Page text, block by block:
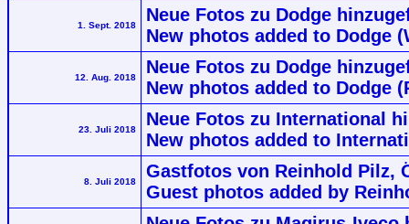
1. Sept. 2018
Neue Fotos zu Dodge
New photos added to Dodge
12. Aug. 2018
Neue Fotos zu Dodge
New photos added to Dodge
23. Juli 2018
Neue Fotos zu International
New photos added to
8. Juli 2018
Gastfotos von Reinhold Pilz,
Guest photos added by